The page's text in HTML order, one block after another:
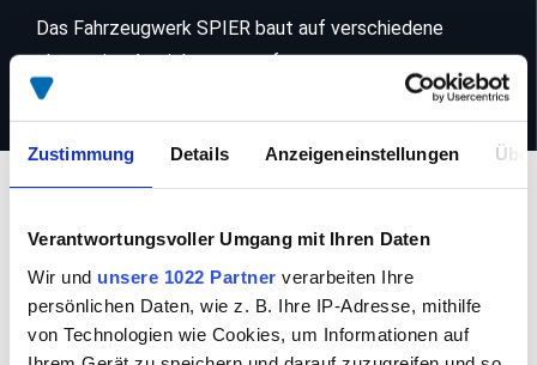
Zustimmung Details Anzeigeneinstellungen
Verantwortungsvoller Umgang mit Ihren Daten
Wir und unsere 1022 Partner verarbeiten Ihre
persönlichen Daten, wie z. B. Ihre IP-Adresse, mithilfe
von Technologien wie Cookies, um Informationen auf
Das Fahrzeugwerk SPIER baut auf verschiedene
alternative Antriebsarten auf.
| AKTUELLES UND